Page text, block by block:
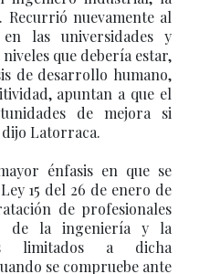
Recurrió nuevamente al
las universidades y
que debería estar,
de desarrollo humano,
apuntan a que el
de mejora si
dijo Latorraca.
énfasis en que se
15 del 26 de enero de
de profesionales
de la ingeniería y la
limitados a dicha
se compruebe ante